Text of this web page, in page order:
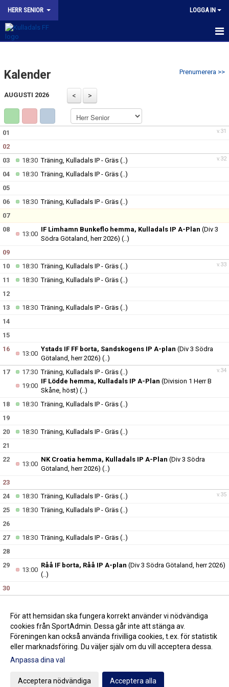
HERR SENIOR LOGGA IN
NYHETER
KALENDER
KONTAKT
KFF HERR A INSTAGRAM
Prenumerera >>
Kalender
AUGUSTI 2026
v.31
01
02
v.32
03 18:30Träning, Kulladals IP - Gräs (..)
04
18:30Träning, Kulladals IP - Gräs (..)
05
06
18:30Träning, Kulladals IP - Gräs (..)
07
08
13:00
IF Limhamn Bunkeflo hemma, Kulladals IP A-Plan (Div 3
Södra Götaland, herr 2026) (..)
09
v.33
10 18:30Träning, Kulladals IP - Gräs (..)
11
18:30Träning, Kulladals IP - Gräs (..)
12
13
18:30Träning, Kulladals IP - Gräs (..)
14
15
16
13:00
Ystads IF FF borta, Sandskogens IP A-plan (Div 3 Södra
Götaland, herr 2026) (..)
v.34
17 17:30Träning, Kulladals IP - Gräs (..)
19:00
IF Lödde hemma, Kulladals IP A-Plan (Division 1 Herr B
Skåne, höst) (..)
18
18:30Träning, Kulladals IP - Gräs (..)
19
20
18:30Träning, Kulladals IP - Gräs (..)
21
22
13:00
NK Croatia hemma, Kulladals IP A-Plan (Div 3 Södra
Götaland, herr 2026) (..)
23
v.35
24 18:30Träning, Kulladals IP - Gräs (..)
25
18:30Träning, Kulladals IP - Gräs (..)
26
27
18:30Träning, Kulladals IP - Gräs (..)
28
29
13:00
Råå IF borta, Råå IP A-plan (Div 3 Södra Götaland, herr 2026)
(..)
30
19:15
Dösjöbro IF 1 borta, Dösjöbro IP konstgräs(Division 1 Herr B
Skåne, höst) (..)
Gå till Webbversion
För att hemsidan ska fungera korrekt använder vi nödvändiga
cookies från SportAdmin. Dessa går inte att stänga av.
Föreningen kan också använda frivilliga cookies, t.ex. för statistik
eller marknadsföring. Du väljer själv om du vill acceptera dessa.
Anpassa dina val
Acceptera nödvändiga Acceptera alla